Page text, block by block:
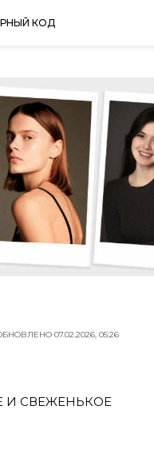
КОД
07.02.2026, 05:26
И СВЕЖЕНЬКОЕ